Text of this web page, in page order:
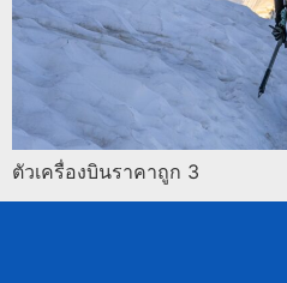
ตัวเครื่องบินราคาถูก 3